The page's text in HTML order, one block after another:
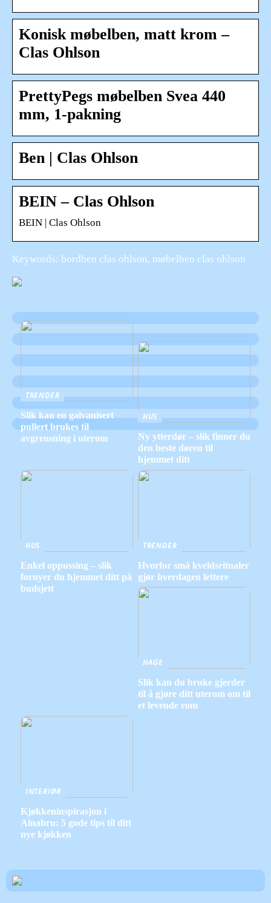
Konisk møbelben, matt krom –
Clas Ohlson
PrettyPegs møbelben Svea 440
mm, 1-pakning
Ben | Clas Ohlson
BEIN – Clas Ohlson
BEIN | Clas Ohlson
Keywords: bordben clas ohlson, møbelben clas ohlson
TRENDER
Slik kan en galvanisert
pullert brukes til
avgrensning i uterom
HUS
Ny ytterdør – slik finner du
den beste døren til
hjemmet ditt
HUS
Enkel oppussing – slik
fornyer du hjemmet ditt på
budsjett
TRENDER
Hvorfor små kveldsritualer
gjør hverdagen lettere
HAGE
Slik kan du bruke gjerder
til å gjøre ditt uterom om til
et levende rom
INTERIØR
Kjøkkeninspirasjon i
Alnabru: 5 gode tips til ditt
nye kjøkken